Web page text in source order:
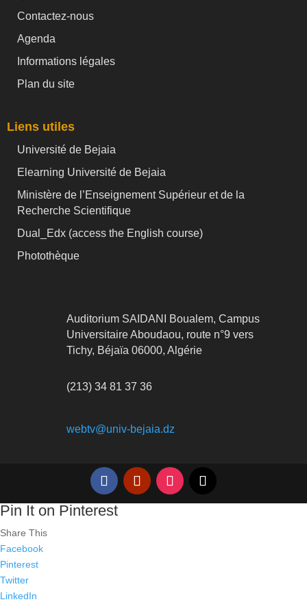
Contactez-nous
Agenda
Informations légales
Plan du site
Liens utiles
Université de Bejaia
Elearning Université de Bejaia
Ministère de l’Enseignement Supérieur et de la
Recherche Scientifique
Dual_Edx (access the English course)
Photothèque
Auditorium SAIDANI Boualem, Campus
Universitaire Aboudaou, route n°9 vers
Tichy, Béjaïa 06000, Algérie
(213) 34 81 37 36
webtv@univ-bejaia.dz
Pin It on Pinterest
Share This
Facebook
Pinterest
Twitter
LinkedIn